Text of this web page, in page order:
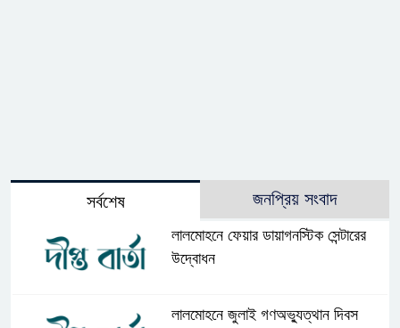
সর্বশেষ জনপ্রিয় সংবাদ
লালমোহনে ফেয়ার ডায়াগনস্টিক সেন্টারের
উদ্বোধন
লালমোহনে জুলাই গণঅভ্যুত্থান দিবস